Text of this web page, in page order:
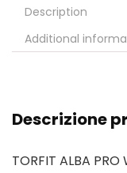
Description
Additional
Descrizione
TORFIT ALBA